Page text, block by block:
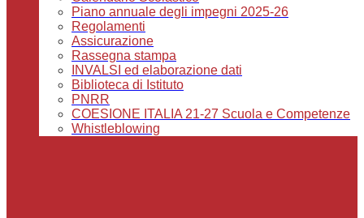
Piano annuale degli impegni 2025-26
Regolamenti
Assicurazione
Rassegna stampa
INVALSI ed elaborazione dati
Biblioteca di Istituto
PNRR
COESIONE ITALIA 21-27 Scuola e Competenze
Whistleblowing